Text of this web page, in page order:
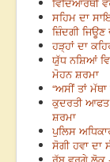
ਸਹਿਮ ਦਾ
ਜ਼ਿੰਦਗੀ
ਹੜ੍ਹਾਂ ਦਾ
ਯੁੱਧ ਨਸ਼ਿਆਂ
ਮੋਹਨ ਸ਼ਰਮਾ
“ਅਸੀਂ ਤਾਂ
ਕੁਦਰਤੀ ਆਫਤ
ਸ਼ਰਮਾ
ਪੁਲਿਸ
ਸੋਗੀ ਹਵਾ ਦਾ